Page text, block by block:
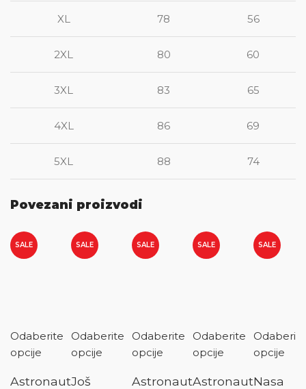
XL 78 56
2XL 80 60
3XL 83 65
4XL 86 69
5XL 88 74
Povezani proizvodi
SALE
Odaberite
opcije
Astronaut
SALE
Odaberite
opcije
Još
SALE
Odaberite
opcije
Astronaut
SALE
Odaberite
opcije
Astronaut
SALE
Odaberite
opcije
Nasa